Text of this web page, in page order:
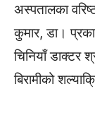
अस्पतालका
कुमार, डा।
चिनियाँ डाक्टर
बिरामीको